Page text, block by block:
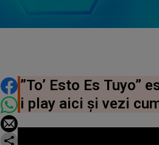
DISTRIBUIE ARTICOLUL
”To’ Esto Es Tuyo”
i play aici și vezi